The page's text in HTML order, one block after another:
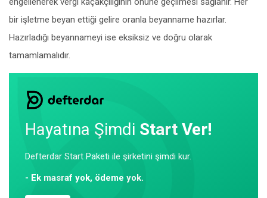
bir işletme beyan ettiği gelire oranla beyanname hazırlar.
Hazırladığı beyannameyi ise eksiksiz ve doğru olarak
tamamlamalıdır.
Hayatına Şimdi Start Ver!
Defterdar Start Paketi ile şirketini şimdi kur.
- Ek masraf yok, ödeme yok.